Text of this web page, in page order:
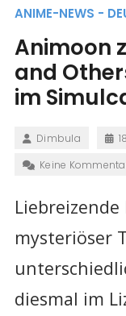
ANIME-NEWS -
Animoon
and
im
Dimbula
Keine
mysteriöser
diesmal im